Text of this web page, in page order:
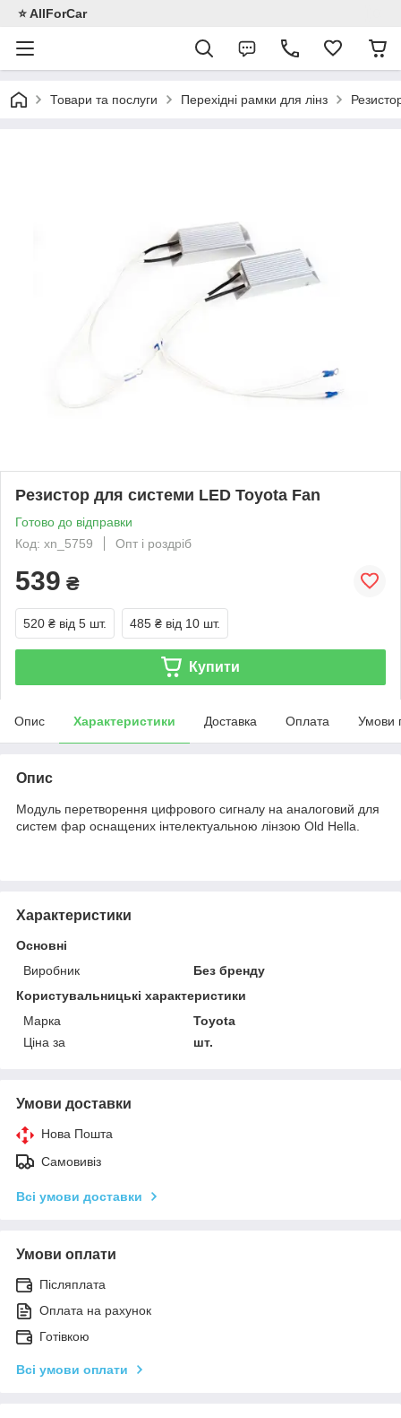
⭐️ AllForCar
Товари та послуги Перехідні рамки для лінз
Резистор для системи LED Toyota Fan
Готово до відправки
Код: xn_5759
Опт і роздріб
539 ₴
520 ₴ від 5 шт. 485 ₴ від 10 шт.
Купити
Опис Характеристики Доставка Оплата Умови
Опис
Модуль перетворення цифрового сигналу на аналоговий для
систем фар оснащених інтелектуальною лінзою Old Hella.
Характеристики
Основні
Виробник
Без бренду
Користувальницькі характеристики
Марка
Toyota
Ціна за
шт.
Умови доставки
Нова Пошта
Самовивіз
Всі умови доставки
Умови оплати
Післяплата
Оплата на рахунок
Готівкою
Всі умови оплати